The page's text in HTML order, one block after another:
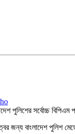
পুলিশের সর্বোচ্চ
জন্য বাংলাদেশ পুলিশ